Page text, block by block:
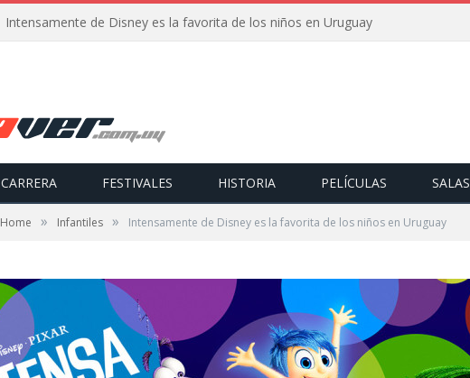
Intensamente de Disney es la favorita de los niños en Uruguay
CARRERA FESTIVALES HISTORIA PELÍCULAS SALAS
Home » Infantiles » Intensamente de Disney es la favorita de los niños en Uruguay